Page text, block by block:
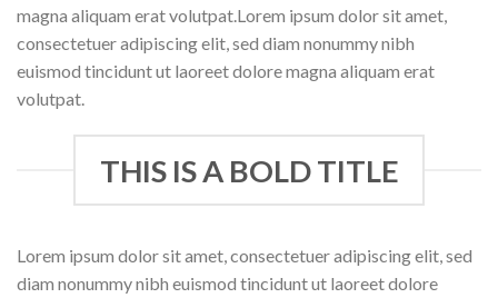
magna aliquam erat volutpat.Lorem ipsum dolor sit amet,
consectetuer adipiscing elit, sed diam nonummy nibh
euismod tincidunt ut laoreet dolore magna aliquam erat
volutpat.
THIS IS A BOLD TITLE
Lorem ipsum dolor sit amet, consectetuer adipiscing elit, sed
diam nonummy nibh euismod tincidunt ut laoreet dolore